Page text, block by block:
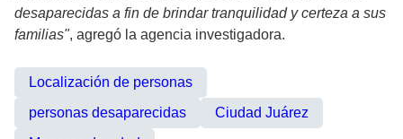
desaparecidas a fin de brindar tranquilidad y certeza a sus
familias", agregó la agencia investigadora.
Localización de personas
personas desaparecidas
Ciudad Juárez